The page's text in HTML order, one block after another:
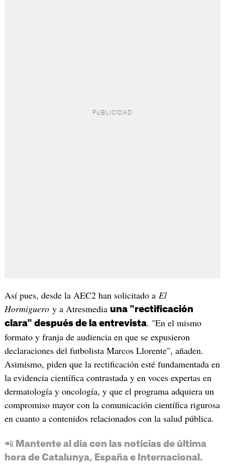
Así pues, desde la AEC2 han solicitado a El
Hormigueroy a Atresmedia una "rectificación
clara" después de la entrevista. "En el mismo
formato y franja de audiencia en que se expusieron
declaraciones del futbolista Marcos Llorente", añaden.
Asimismo, piden que la rectificación esté fundamentada en
la evidencia científica contrastada y en voces expertas en
dermatología y oncología, y que el programa adquiera un
compromiso mayor con la comunicación científica rigurosa
en cuanto a contenidos relacionados con la salud pública.
📲 Mantente al día con las noticias de última
hora de Catalunya, España e Internacional.